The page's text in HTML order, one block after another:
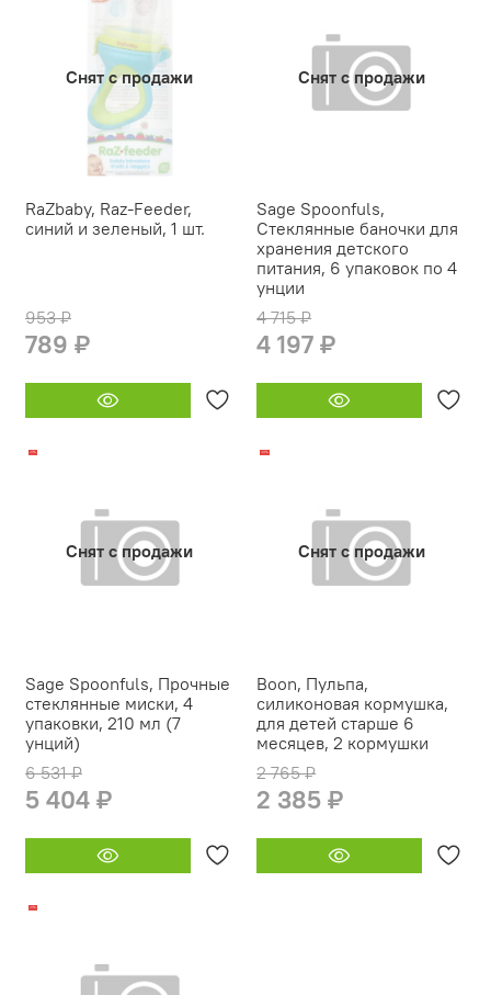
Снят с продажи
RaZbaby, Raz-Feeder,
синий и зеленый, 1 шт.
953 ₽
789 ₽
Снят с продажи
Sage Spoonfuls,
Стеклянные баночки для
хранения детского
питания, 6 упаковок по 4
унции
4 715 ₽
4 197 ₽
Снят с продажи
-17%
Sage Spoonfuls, Прочные
стеклянные миски, 4
упаковки, 210 мл (7
унций)
6 531 ₽
5 404 ₽
Снят с продажи
-14%
Boon, Пульпа,
силиконовая кормушка,
для детей старше 6
месяцев, 2 кормушки
2 765 ₽
2 385 ₽
-17%